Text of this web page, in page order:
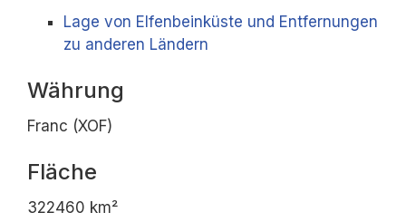
Lage von Elfenbeinküste und Entfernungen
zu anderen Ländern
Währung
Franc (XOF)
Fläche
322460 km²